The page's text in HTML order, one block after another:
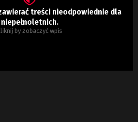
treści nieodpowiednie dla
niepełnoletnich.
by zobaczyć wpis